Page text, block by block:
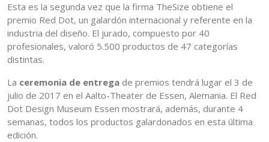
Esta es la segunda vez que la firma TheSize obtiene el
premio Red Dot, un galardón internacional y referente en la
industria del diseño. El jurado, compuesto por 40
profesionales, valoró 5.500 productos de 47 categorías
distintas.
La ceremonia de entrega de premios tendrá lugar el 3 de
julio de 2017 en el Aalto-Theater de Essen, Alemania. El Red
Dot Design Museum Essen mostrará, además, durante 4
semanas, todos los productos galardonados en esta última
edición.